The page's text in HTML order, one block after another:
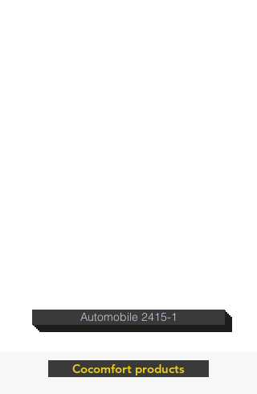
Cocomfort products
Automobile 2415-1